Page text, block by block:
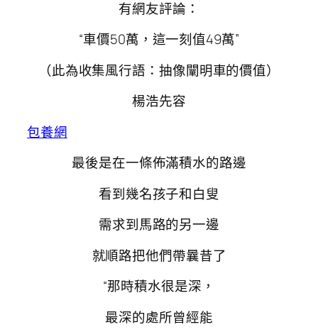
有網友評論：
“車價50萬，這一刻值49萬”
（此為收集風行語：抽像闡明車的價值）
楊浩先容
包養網
最後是在一條佈滿積水的路邊
看到幾名孩子和白叟
需求到馬路的另一邊
就順路把他們帶曩昔了
“那時積水很是深，
最深的處所曾經能